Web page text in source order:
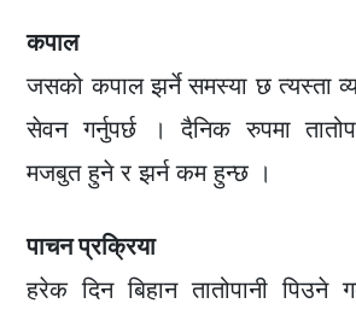
कपाल
जसको कपाल झर्ने समस्या छ त्यस्ता
सेवन गर्नुपर्छ । दैनिक रुपमा
मजबुत हुने र झर्न कम हुन्छ ।
पाचन प्रक्रिया
हरेक दिन बिहान तातोपानी पिउने